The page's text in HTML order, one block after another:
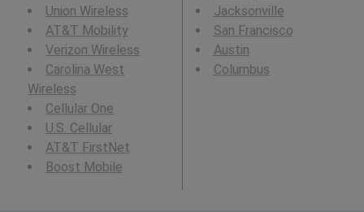
Union Wireless
AT&T Mobility
Verizon Wireless
Carolina West
Wireless
Cellular One
U.S. Cellular
AT&T FirstNet
Boost Mobile
Jacksonville
San Francisco
Austin
Columbus